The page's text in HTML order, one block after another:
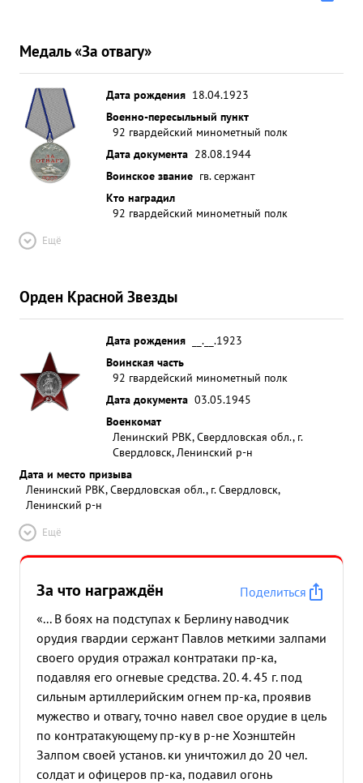
Медаль «За отвагу»
Дата рождения 18.04.1923
Военно-пересыльный пункт
92 гвардейский минометный полк
Дата документа 28.08.1944
Воинское звание гв. сержант
Кто наградил
92 гвардейский минометный полк
Ещё
Орден Красной Звезды
Дата рождения
__.__.1923
Воинская часть
92 гвардейский минометный полк
Дата документа 03.05.1945
Военкомат
Ленинский РВК, Свердловская обл., г.
Свердловск, Ленинский р-н
Дата и место призыва
Ленинский РВК, Свердловская обл., г. Свердловск,
Ленинский р-н
Ещё
За что награждён
Поделиться
«... В боях на подступах к Берлину наводчик
орудия гвардии сержант Павлов меткими залпами
своего орудия отражал контратаки пр-ка,
подавляя его огневые средства. 20. 4. 45 г. под
сильным артиллерийским огнем пр-ка, проявив
мужество и отвагу, точно навел свое орудие в цель
по контратакующему пр-ку в р-не Хоэнштейн
Залпом своей установ. ки уничтожил до 20 чел.
солдат и офицеров пр-ка, подавил огонь